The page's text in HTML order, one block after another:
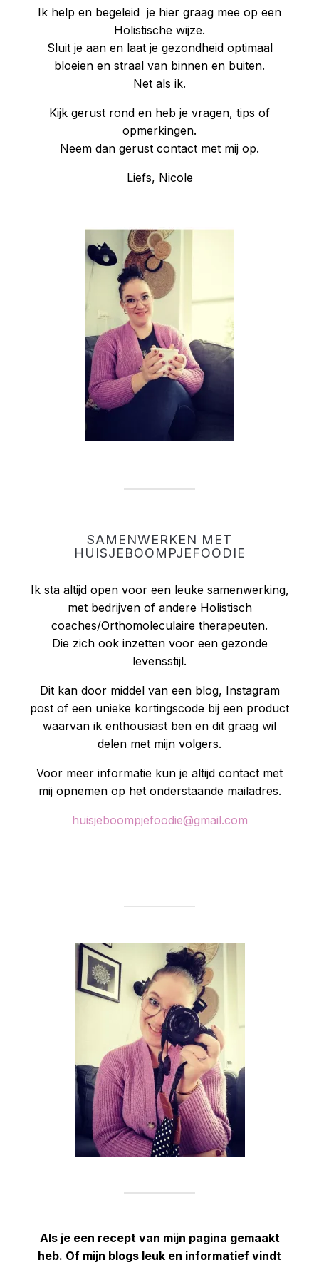
Ik help en begeleid je hier graag mee op een
Holistische wijze.
Sluit je aan en laat je gezondheid optimaal
bloeien en straal van binnen en buiten.
Net als ik.
Kijk gerust rond en heb je vragen, tips of
opmerkingen.
Neem dan gerust contact met mij op.
Liefs, Nicole
SAMENWERKEN MET
HUISJEBOOMPJEFOODIE
Ik sta altijd open voor een leuke samenwerking,
met bedrijven of andere Holistisch
coaches/Orthomoleculaire therapeuten.
Die zich ook inzetten voor een gezonde
levensstijl.
Dit kan door middel van een blog, Instagram
post of een unieke kortingscode bij een product
waarvan ik enthousiast ben en dit graag wil
delen met mijn volgers.
Voor meer informatie kun je altijd contact met
mij opnemen op het onderstaande mailadres.
huisjeboompjefoodie@gmail.com
Als je een recept van mijn pagina gemaakt
heb. Of mijn blogs leuk en informatief vindt